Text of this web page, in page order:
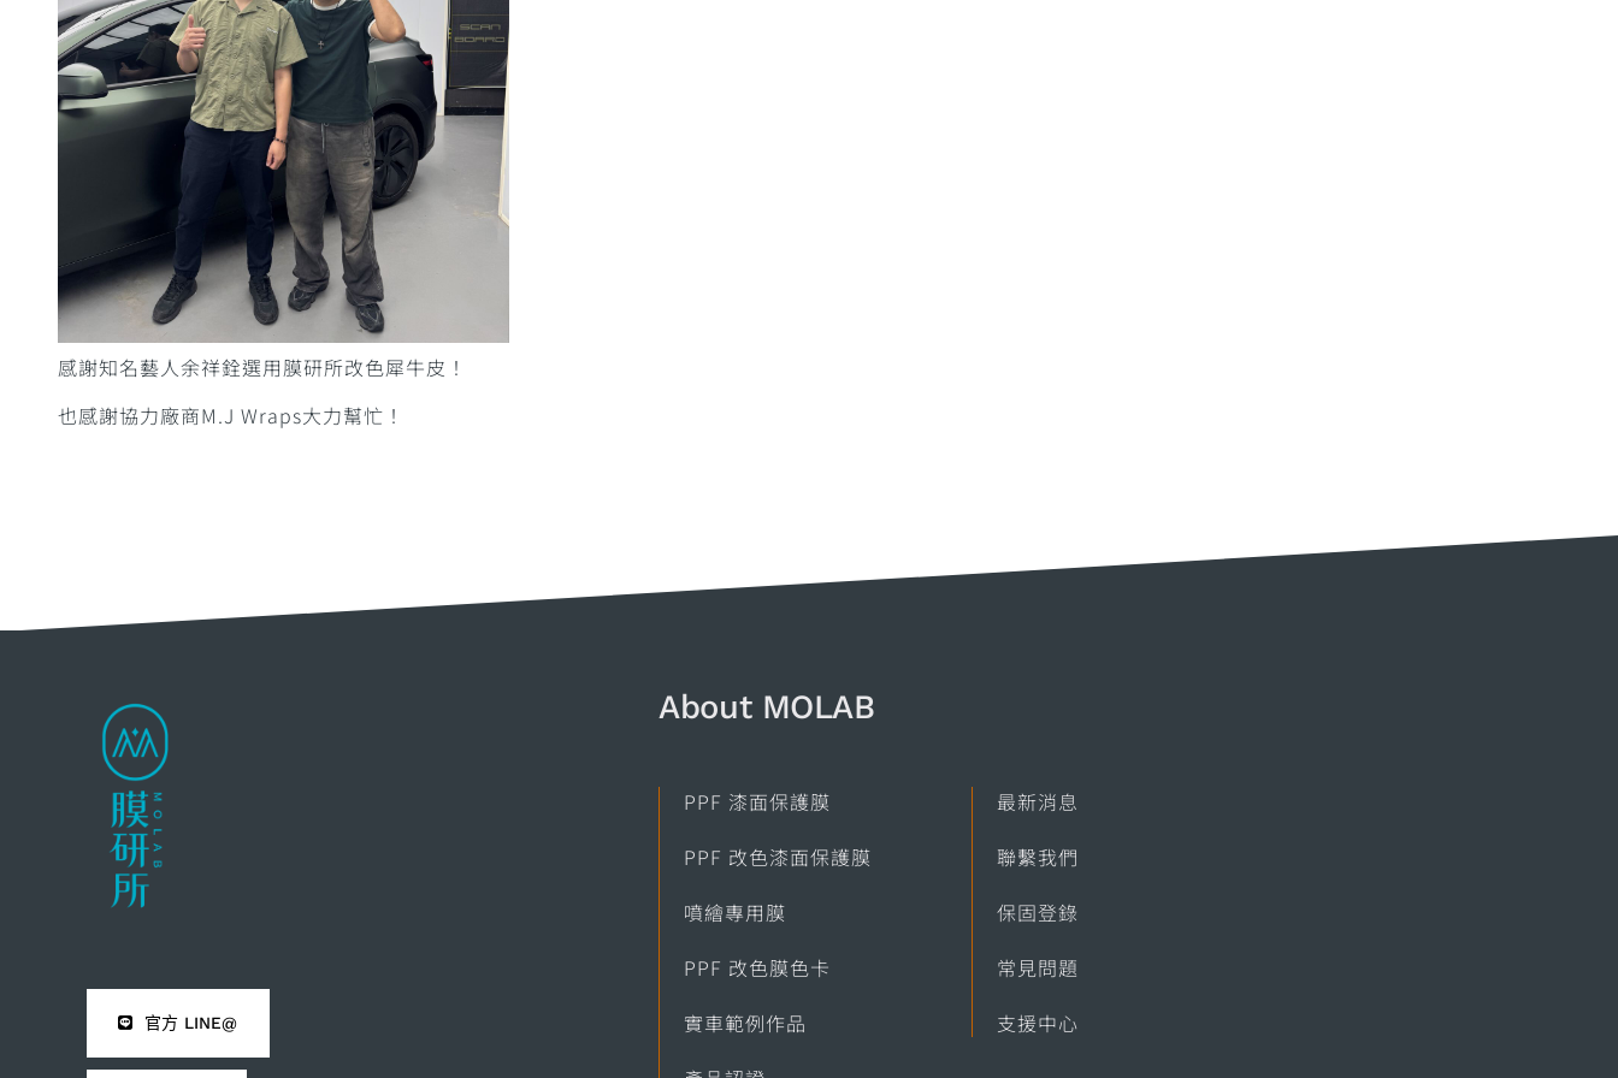
感謝知名藝人余祥銓選用膜研所改色犀牛皮！
也感謝協力廠商M.J Wraps大力幫忙！
官方 LINE@
About MOLAB​
PPF 漆面保護膜
PPF 改色漆面保護膜
噴繪專用膜
PPF 改色膜色卡
實車範例作品
最新消息
聯繫我們
保固登錄
常見問題
支援中心